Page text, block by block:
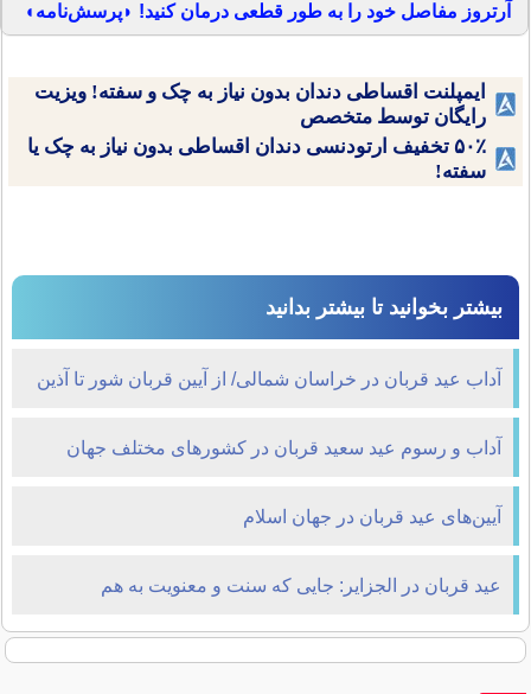
آرتروز مفاصل خود را به طور قطعی درمان کنید! ◗پرسش‌نامه◖
ایمپلنت اقساطی دندان بدون نیاز به چک و سفته! ویزیت
رایگان توسط متخصص
۵۰٪ تخفیف ارتودنسی دندان اقساطی بدون نیاز به چک یا
سفته!
بیشتر بخوانید تا بیشتر بدانید
آداب عید قربان در خراسان شمالی/ از آیین قربان شور تا آذین
چاپاتی
آداب و رسوم عید سعید قربان در کشورهای مختلف جهان
آیین‌های عید قربان در جهان اسلام
عید قربان در الجزایر: جایی که سنت و معنویت به هم
می‌پیوندند